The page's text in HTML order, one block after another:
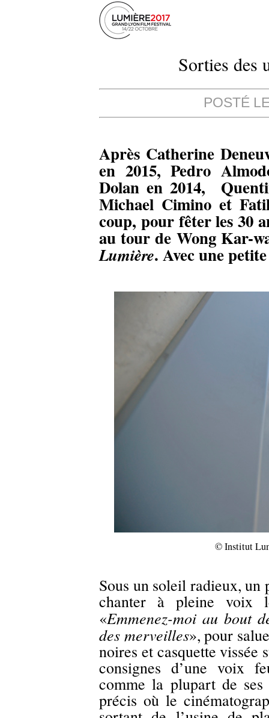
Sorties des
POSTÉ
Après Catherine
en 2015, Pedro
Dolan en 2014,
Michael Cimino et
coup, pour fêter les 30
au tour de Wong Kar-
Lumière. Avec une
© Institut
Sous un soleil radieux, un
chanter à pleine voix
«Emmenez-moi au bout
des merveilles», pour
noires et casquette vissée
consignes d’une voix
comme la plupart de
précis où le